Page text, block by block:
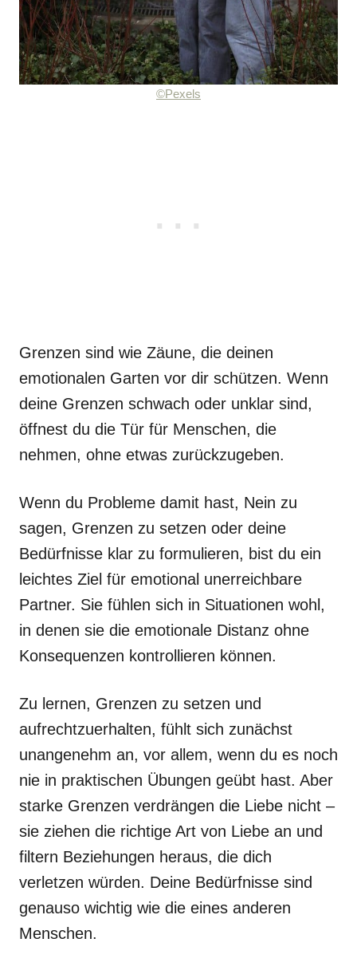
©Pexels
Grenzen sind wie Zäune, die deinen
emotionalen Garten vor dir schützen. Wenn
deine Grenzen schwach oder unklar sind,
öffnest du die Tür für Menschen, die
nehmen, ohne etwas zurückzugeben.
Wenn du Probleme damit hast, Nein zu
sagen, Grenzen zu setzen oder deine
Bedürfnisse klar zu formulieren, bist du ein
leichtes Ziel für emotional unerreichbare
Partner. Sie fühlen sich in Situationen wohl,
in denen sie die emotionale Distanz ohne
Konsequenzen kontrollieren können.
Zu lernen, Grenzen zu setzen und
aufrechtzuerhalten, fühlt sich zunächst
unangenehm an, vor allem, wenn du es noch
nie in praktischen Übungen geübt hast. Aber
starke Grenzen verdrängen die Liebe nicht –
sie ziehen die richtige Art von Liebe an und
filtern Beziehungen heraus, die dich
verletzen würden. Deine Bedürfnisse sind
genauso wichtig wie die eines anderen
Menschen.